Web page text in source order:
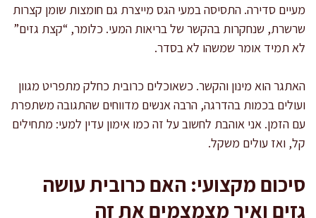
מעיים סדירה. התסיסה במעי הגס מייצרת גם חומצות שומן קצרות
שרשרת, שנחקרות בהקשר של בריאות המעי. כלומר, “קצת גזים”
לא תמיד אומר שמשהו לא בסדר.
האתגר הוא מינון והקשר. כשאוכלים כרובית כחלק מתפריט מגוון
ועולים בכמות בהדרגה, הרבה אנשים מדווחים שהתגובה משתפרת
עם הזמן. אני אוהבת לחשוב על זה כמו אימון עדין למעי: מתחילים
קל, ואז עולים משקל.
סיכום מקצועי: האם כרובית עושה
גזים ואיך מצמצמים את זה